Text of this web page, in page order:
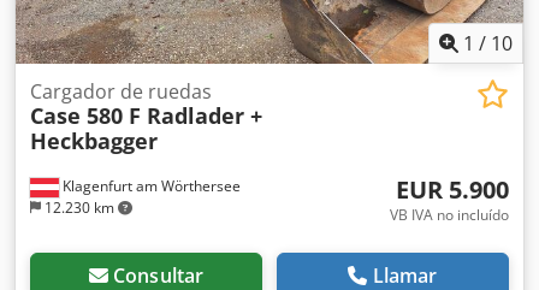
1 / 10
Klagenfurt am Wörthersee
12.230 km
Cargador de ruedas
Case 580 F Radlader +
Heckbagger
EUR 5.900
VB IVA no incluído
Consultar Llamar